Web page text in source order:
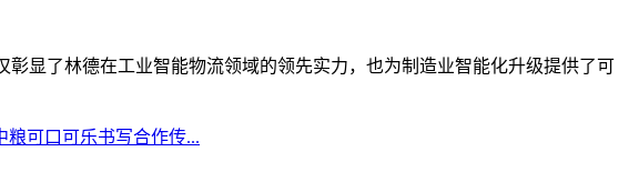
显了林德在工业智能物流领域的领先实力，也为制造业智能化升级提供了可
可口可乐书写合作传...